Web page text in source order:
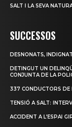
SALT I LA SEVA
SUCCESSOS
DESNONATS,
DETINGUT UN
CONJUNTA DE LA
337 CONDUCTORS DE
TENSIÓ A SALT:
ACCIDENT A L’ESPAI